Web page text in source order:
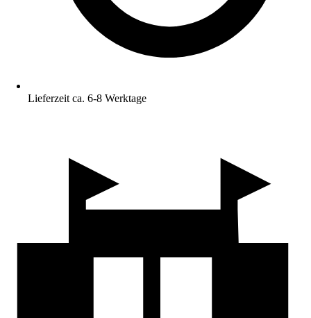
Lieferzeit ca. 6-8 Werktage